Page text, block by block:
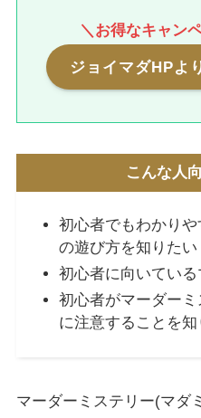
＼お得なキャン
ジョイマダHPよ
こんな人
初心者でもわかり
の遊び方を知りたい
初心者に向いている
初心者がマーダー
に注意することを知
マーダーミステリー(マダ